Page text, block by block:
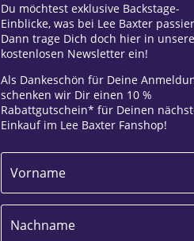
Du möchtest exklusive Backstage-
Einblicke, was bei Lee Baxter
Dann trage Dich doch hier in
kostenlosen Newsletter ein!
Als Dankeschön für Deine
schenken wir Dir einen 10 %
Rabattgutschein* für Deinen
Einkauf im Lee Baxter Fanshop!